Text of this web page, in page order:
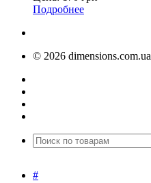
Подробнее
© 2026 dimensions.com.ua
#